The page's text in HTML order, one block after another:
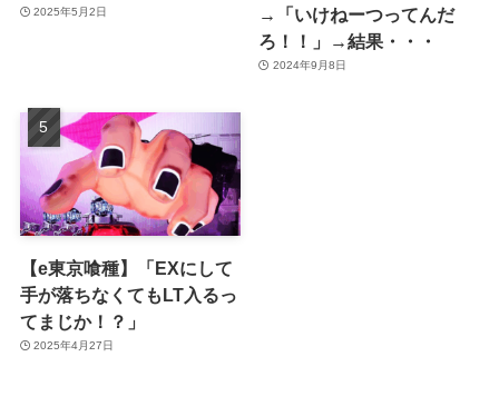
2025年5月2日
→「いけねーつってんだ
ろ！！」→結果・・・
2024年9月8日
【e東京喰種】「EXにして
手が落ちなくてもLT入るっ
てまじか！？」
2025年4月27日